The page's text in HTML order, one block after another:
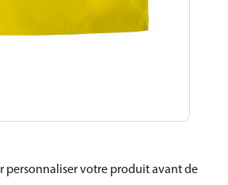
personnaliser votre produit avant de